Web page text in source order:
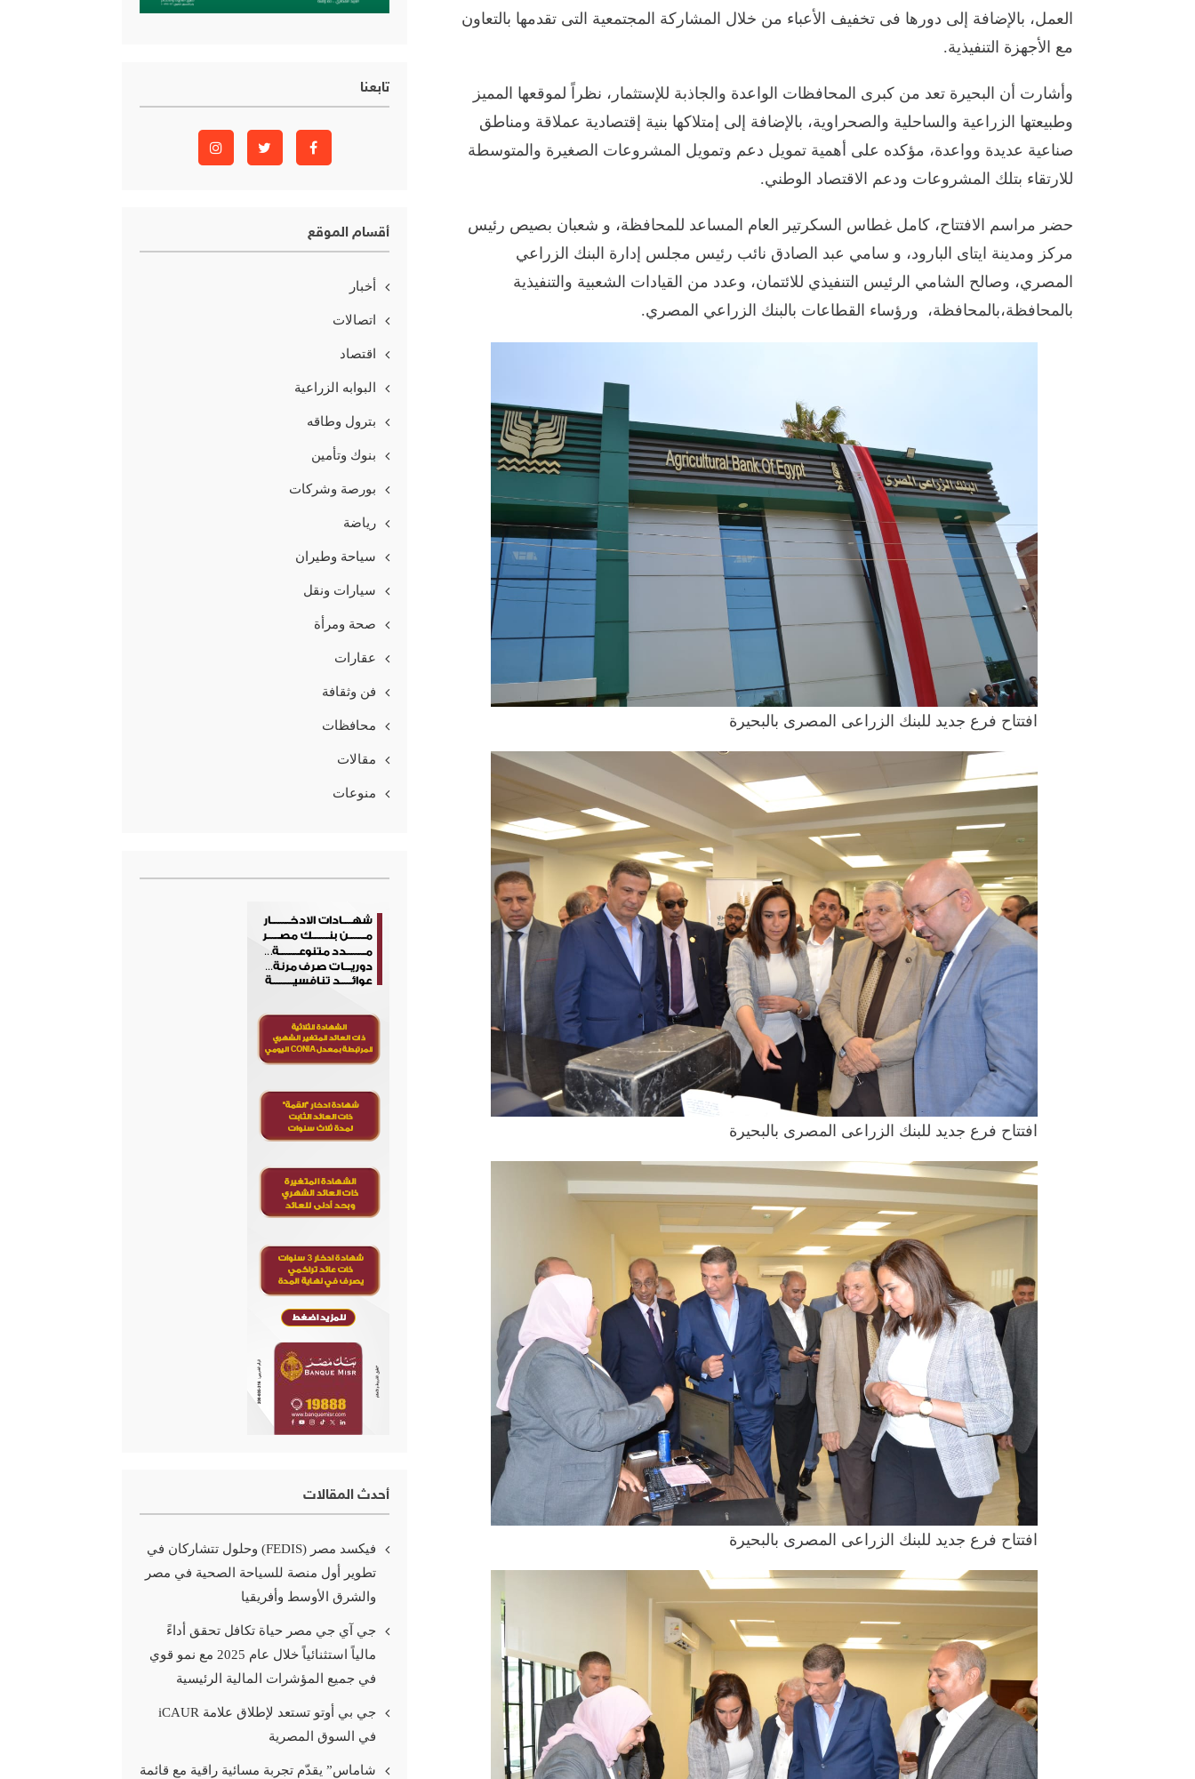
العمل، بالإضافة إلى دورها فى تخفيف الأعباء من خلال المشاركة المجتمعية التى تقدمها بالتعاون
مع الأجهزة التنفيذية.
وأشارت أن البحيرة تعد من كبرى المحافظات الواعدة والجاذبة للإستثمار، نظراً لموقعها المميز
وطبيعتها الزراعية والساحلية والصحراوية، بالإضافة إلى إمتلاكها بنية إقتصادية عملاقة ومناطق
صناعية عديدة وواعدة، مؤكده على أهمية تمويل دعم وتمويل المشروعات الصغيرة والمتوسطة
للارتقاء بتلك المشروعات ودعم الاقتصاد الوطني.
حضر مراسم الافتتاح، كامل غطاس السكرتير العام المساعد للمحافظة، و شعبان بصيص رئيس
مركز ومدينة ايتاى البارود، و سامي عبد الصادق نائب رئيس مجلس إدارة البنك الزراعي
المصري، وصالح الشامي الرئيس التنفيذي للائتمان، وعدد من القيادات الشعبية والتنفيذية
بالمحافظة،بالمحافظة، ورؤساء القطاعات بالبنك الزراعي المصري.
افتتاح فرع جديد للبنك الزراعى المصرى بالبحيرة
افتتاح فرع جديد للبنك الزراعى المصرى بالبحيرة
افتتاح فرع جديد للبنك الزراعى المصرى بالبحيرة
تابعنا
أقسام الموقع
أخبار
اتصالات
اقتصاد
البوابه الزراعية
بترول وطاقه
بنوك وتأمين
بورصة وشركات
رياضة
سياحة وطيران
سيارات ونقل
صحة ومرأة
عقارات
فن وثقافة
محافظات
مقالات
منوعات
أحدث المقالات
فيكسد مصر (FEDIS) وحلول تتشاركان في
تطوير أول منصة للسياحة الصحية في مصر
والشرق الأوسط وأفريقيا
جي آي جي مصر حياة تكافل تحقق أداءً
مالياً استثنائياً خلال عام 2025 مع نمو قوي
في جميع المؤشرات المالية الرئيسية
جي بي أوتو تستعد لإطلاق علامة iCAUR
في السوق المصرية
شاماس” يقدّم تجربة مسائية راقية مع قائمة